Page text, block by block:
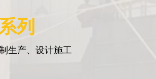
列
生产、设计施工